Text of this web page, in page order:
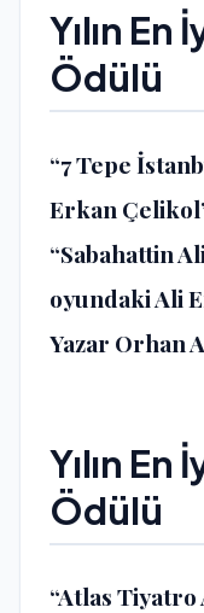
Yılın
Ödülü
“7 Tepe
Erkan
“Sabahattin
oyundaki Ali
Yazar Orhan
Yılın En
Ödülü
“Atlas Tiyatro